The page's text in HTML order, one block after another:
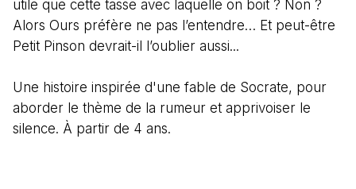
utile que cette tasse avec laquelle on boit ? Non ?
Alors Ours préfère ne pas l’entendre… Et peut-être
Petit Pinson devrait-il l’oublier aussi...
Une histoire inspirée d'une fable de Socrate, pour
aborder le thème de la rumeur et apprivoiser le
silence. À partir de 4 ans.